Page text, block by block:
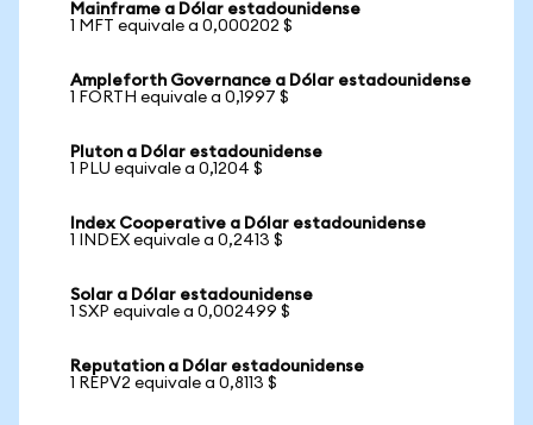
Mainframe a Dólar estadounidense
1 MFT equivale a 0,000202 $
Ampleforth Governance a Dólar estadounidense
1 FORTH equivale a 0,1997 $
Pluton a Dólar estadounidense
1 PLU equivale a 0,1204 $
Index Cooperative a Dólar estadounidense
1 INDEX equivale a 0,2413 $
Solar a Dólar estadounidense
1 SXP equivale a 0,002499 $
Reputation a Dólar estadounidense
1 REPV2 equivale a 0,8113 $